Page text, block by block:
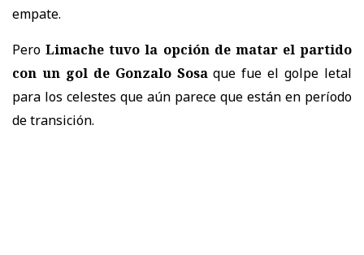
empate.
PeroLimache tuvo la opción de matar el partido
con un gol de Gonzalo Sosaque fue el golpe letal
para los celestes que aún parece que están en período
de transición.